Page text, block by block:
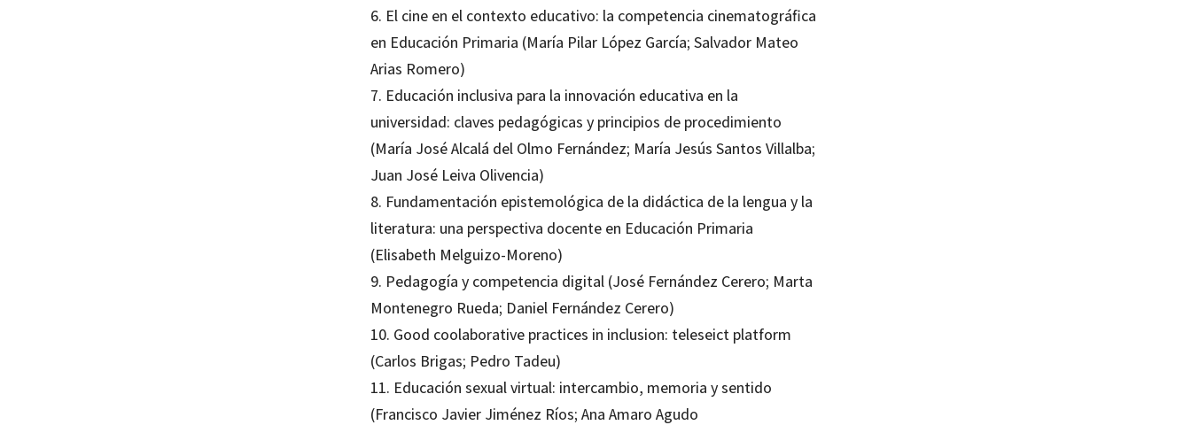
6. El cine en el contexto educativo: la competencia cinematográfica
en Educación Primaria (María Pilar López García; Salvador Mateo
Arias Romero)
7. Educación inclusiva para la innovación educativa en la
universidad: claves pedagógicas y principios de procedimiento
(María José Alcalá del Olmo Fernández; María Jesús Santos Villalba;
Juan José Leiva Olivencia)
8. Fundamentación epistemológica de la didáctica de la lengua y la
literatura: una perspectiva docente en Educación Primaria
(Elisabeth Melguizo-Moreno)
9. Pedagogía y competencia digital (José Fernández Cerero; Marta
Montenegro Rueda; Daniel Fernández Cerero)
10. Good coolaborative practices in inclusion: teleseict platform
(Carlos Brigas; Pedro Tadeu)
11. Educación sexual virtual: intercambio, memoria y sentido
(Francisco Javier Jiménez Ríos; Ana Amaro Agudo